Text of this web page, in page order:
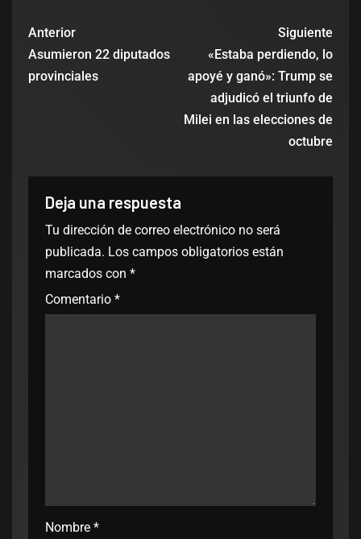
Anterior
Asumieron 22 diputados
provinciales
Siguiente
«Estaba perdiendo, lo
apoyé y ganó»: Trump se
adjudicó el triunfo de
Milei en las elecciones de
octubre
Deja una respuesta
Tu dirección de correo electrónico no será
publicada. Los campos obligatorios están
marcados con *
Comentario *
Nombre *